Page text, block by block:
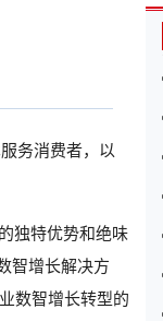
务消费者，以
独特优势和绝味
智增长解决方
数智增长转型的